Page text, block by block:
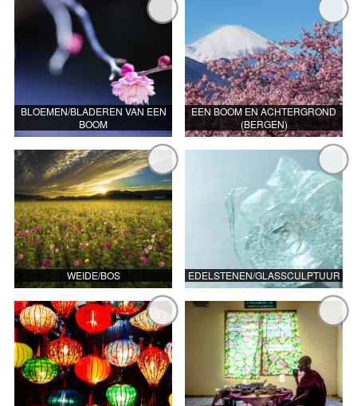
BLOEMEN/BLADEREN VAN EEN
BOOM
EEN BOOM EN ACHTERGROND
(BERGEN)
WEIDE/BOS EDELSTENEN/GLASSCULPTUUR